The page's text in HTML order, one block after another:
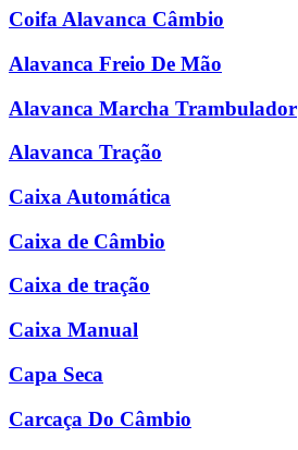
Coifa Alavanca Câmbio
Alavanca Freio De Mão
Alavanca Marcha Trambulador
Alavanca Tração
Caixa Automática
Caixa de Câmbio
Caixa de tração
Caixa Manual
Capa Seca
Carcaça Do Câmbio